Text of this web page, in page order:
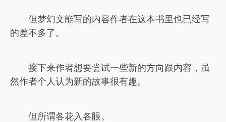
但梦幻文能写的内容作者在这本书里也已经写
的差不多了。
接下来作者想要尝试一些新的方向跟内容，虽
然作者个人认为新的故事很有趣。
但所谓各花入各眼。